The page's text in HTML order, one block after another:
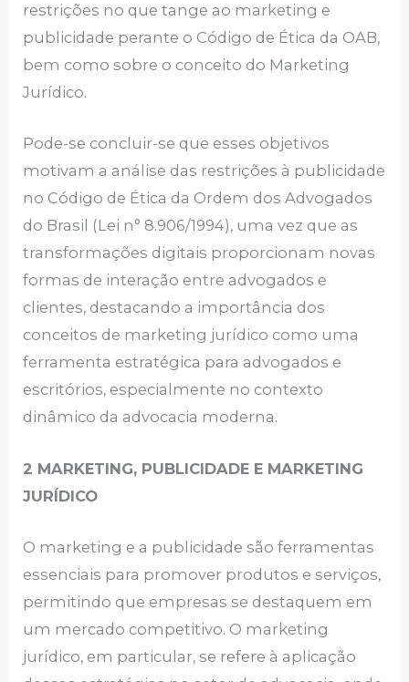
restrições no que tange ao marketing e
publicidade perante o Código de Ética da OAB,
bem como sobre o conceito do Marketing
Jurídico.
Pode-se concluir-se que esses objetivos
motivam a análise das restrições à publicidade
no Código de Ética da Ordem dos Advogados
do Brasil (Lei n° 8.906/1994), uma vez que as
transformações digitais proporcionam novas
formas de interação entre advogados e
clientes, destacando a importância dos
conceitos de marketing jurídico como uma
ferramenta estratégica para advogados e
escritórios, especialmente no contexto
dinâmico da advocacia moderna.
2 MARKETING, PUBLICIDADE E MARKETING
JURÍDICO
O marketing e a publicidade são ferramentas
essenciais para promover produtos e serviços,
permitindo que empresas se destaquem em
um mercado competitivo. O marketing
jurídico, em particular, se refere à aplicação